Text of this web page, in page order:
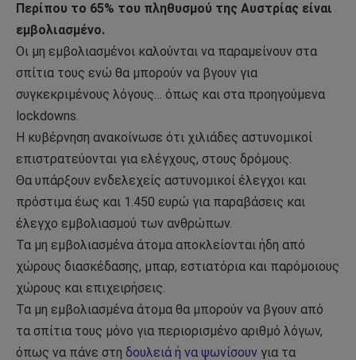
Περίπου το 65% του πληθυσμού της Αυστρίας είναι
εμβολιασμένο.
Οι μη εμβολιασμένοι καλούνται να παραμείνουν στα
σπίτια τους ενώ θα μπορούν να βγουν για
συγκεκριμένους λόγους… όπως και στα προηγούμενα
lockdowns.
H κυβέρνηση ανακοίνωσε ότι χιλιάδες αστυνομικοί
επιστρατεύονται για ελέγχους, στους δρόμους.
Θα υπάρξουν ενδελεχείς αστυνομικοί έλεγχοι και
πρόστιμα έως και 1.450 ευρώ για παραβάσεις και
έλεγχο εμβολιασμού των ανθρώπων.
Τα μη εμβολιασμένα άτομα αποκλείονται ήδη από
χώρους διασκέδασης, μπαρ, εστιατόρια και παρόμοιους
χώρους και επιχειρήσεις.
Τα μη εμβολιασμένα άτομα θα μπορούν να βγουν από
τα σπίτια τους μόνο για περιορισμένο αριθμό λόγων,
όπως να πάνε στη δουλειά ή να ψωνίσουν για τα